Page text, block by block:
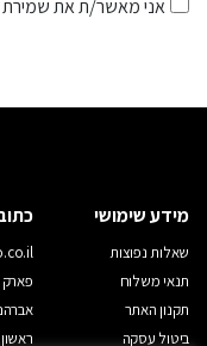
אני מאשר/ת את שמירת
מידע שימושי
שאלות נפוצות
תנאי משלוח
תקנון האתר
ביטול עסקה
פארק